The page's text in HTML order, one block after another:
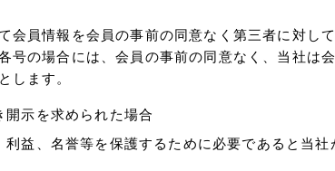
会員情報を会員の事前の同意なく第三者に対し
号の場合には、会員の事前の同意なく、当社は
します。
開示を求められた場合
利益、名誉等を保護するために必要であると当社